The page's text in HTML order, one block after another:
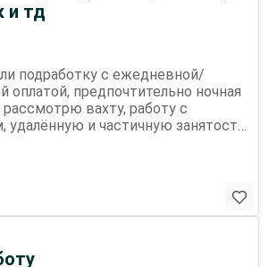
и тд
подработку с ежедневной/
оплатой, предпочтительно ночная
вахту, работу с
удалённую и частичную занятость.
демонтаж зданий, конструкций и
отделки, монтаж и шлифовка
парк Сборщик: сборка,